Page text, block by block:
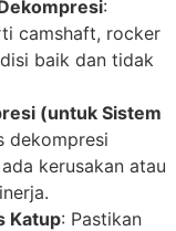
:
camshaft, rocker
baik dan tidak
(untuk Sistem
dekompresi
kerusakan atau
Katup: Pastikan